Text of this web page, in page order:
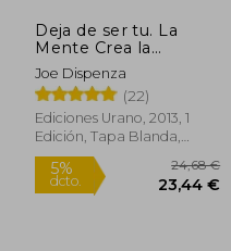
Deja de ser tu. La
Mente Crea la
Realidad
Joe Dispenza
(22)
Ediciones Urano, 2013, 1
Edición, Tapa Blanda,
Nuevo